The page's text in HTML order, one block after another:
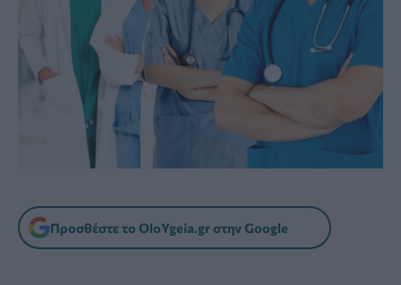
Προσθέστε το OloYgeia.gr στην Google